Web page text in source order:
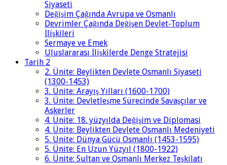
Siyaseti
Değişim Çağında Avrupa ve Osmanlı
Devrimler Çağında Değişen Devlet-Toplum
İlişkileri
Sermaye ve Emek
Uluslararası İlişkilerde Denge Stratejisi
Tarih 2
2. Ünite: Beylikten Devlete Osmanlı Siyaseti
(1300-1453)
3. Ünite: Arayış Yılları (1600-1700)
3. Ünite: Devletleşme Sürecinde Savaşçılar ve
Askerler
4. Ünite: 18. yüzyılda Değişim ve Diplomasi
4. Ünite: Beylikten Devlete Osmanlı Medeniyeti
5. Ünite: Dünya Gücü Osmanlı (1453-1595)
5. Ünite: En Uzun Yüzyıl (1800-1922)
6. Ünite: Sultan ve Osmanlı Merkez Teşkilatı